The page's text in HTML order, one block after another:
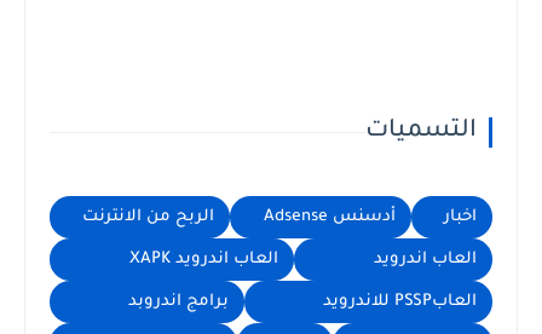
التسميات
اخبار أدسنس Adsense الربح من الانترنت
العاب اندرويد العاب اندرويد XAPK
العابPSSP للاندرويد برامج اندروبد